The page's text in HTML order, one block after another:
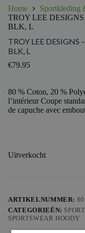
Home
Sportkleding
TROY LEE
BLK, L
TROY LEE DESIGNS
BLK, L
€79.95
80 % Coton, 20 %
l’intérieur Coupe
de capuche avec
Uitverkocht
ARTIKELNUMMER:
CATEGORIEËN:
SPORTSWEAR HOODY